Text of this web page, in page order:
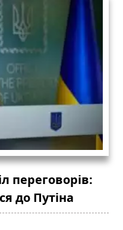
переговорів:
до Путіна